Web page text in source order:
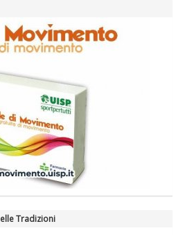
traccia il bilancio della stagione
Tradizioni